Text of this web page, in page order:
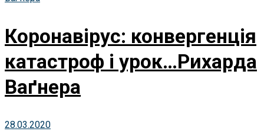
Коронавірус: конвергенція
катастроф і урок…Рихарда
Ваґнера
28.03.2020